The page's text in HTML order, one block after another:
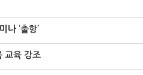
나 ‘출항’
교육 강조